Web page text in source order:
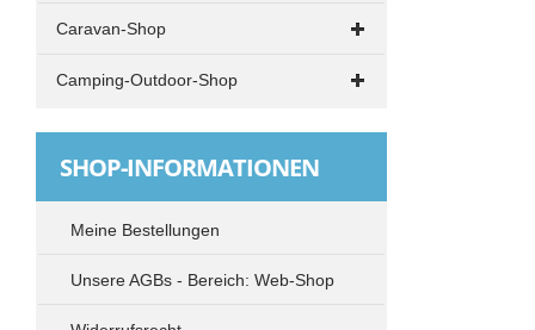
VW T4
Elektrik
Drehkonsolen
Standheizung
Caravan-Shop
Grillen und Kochen
TV-Radio-SAT
Camping-Outdoor-Shop
Tische
SHOP-INFORMATIONEN
Meine Bestellungen
Unsere AGBs - Bereich: Web-Shop